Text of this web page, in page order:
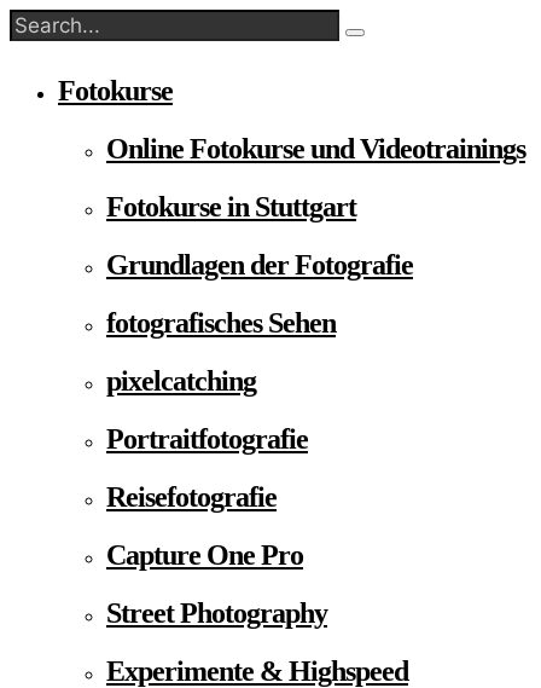
Fotokurse
Online Fotokurse und Videotrainings
Fotokurse in Stuttgart
Grundlagen der Fotografie
fotografisches Sehen
pixelcatching
Portraitfotografie
Reisefotografie
Capture One Pro
Street Photography
Experimente & Highspeed